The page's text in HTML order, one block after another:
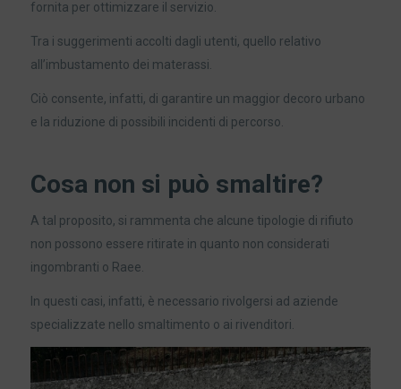
fornita per ottimizzare il servizio.
Tra i suggerimenti accolti dagli utenti, quello relativo
all’imbustamento dei materassi.
Ciò consente, infatti, di garantire un maggior decoro urbano
e la riduzione di possibili incidenti di percorso.
Cosa non si può smaltire?
A tal proposito, si rammenta che alcune tipologie di rifiuto
non possono essere ritirate in quanto non considerati
ingombranti o Raee.
In questi casi, infatti, è necessario rivolgersi ad aziende
specializzate nello smaltimento o ai rivenditori.